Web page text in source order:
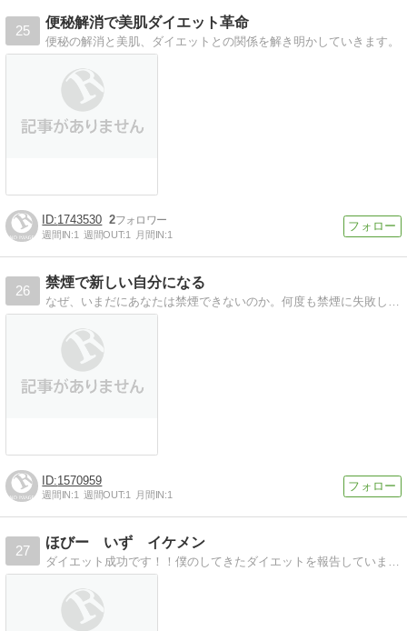
25
便秘解消で美肌ダイエット革命
便秘の解消と美肌、ダイエットとの関係を解き明かしていきます。
1743530 2
週間IN:1 週間OUT:1 月間IN:1
26
禁煙で新しい自分になる
なぜ、いまだにあなたは禁煙できないのか。何度も禁煙に失敗してきた僕があっさりタバコをやめれた理由。
1570959
週間IN:1 週間OUT:1 月間IN:1
27
ほびー いず イケメン
ダイエット成功です！！僕のしてきたダイエットを報告しています。ブログを見ていただいて、同じようなダイエット法で、ダイエット成功してもらえると嬉しいです。